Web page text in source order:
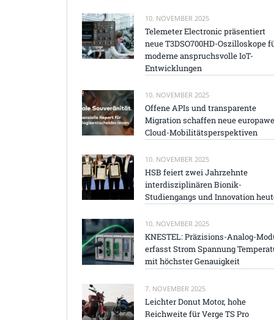
10. NOVEMBER 2025
Telemeter Electronic präsentiert
neue T3DSO700HD-Oszilloskope
moderne anspruchsvolle IoT-
Entwicklungen
10. NOVEMBER 2025
Offene APIs und transparente
Migration schaffen neue
Cloud-Mobilitätsperspektiven
10. NOVEMBER 2025
HSB feiert zwei Jahrzehnte
interdisziplinären Bionik-
Studiengangs und Innovation
10. NOVEMBER 2025
KNESTEL: Präzisions-Analog-
erfasst Strom Spannung
mit höchster Genauigkeit
7. NOVEMBER 2025
Leichter Donut Motor, hohe
Reichweite für Verge TS Pro